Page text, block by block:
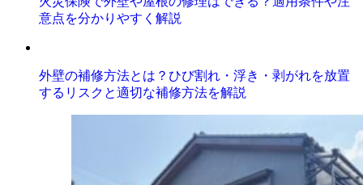
意点を分かりやすく解説
外壁の補修方法とは？ひび割れ・浮き・剥がれを放置
するリスクと適切な補修方法を解説